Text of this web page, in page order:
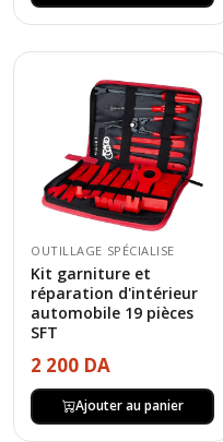
OUTILLAGE SPÉCIALISE
Kit garniture et
réparation d'intérieur
automobile 19 pièces
SFT
2 200 DA
Ajouter au panier